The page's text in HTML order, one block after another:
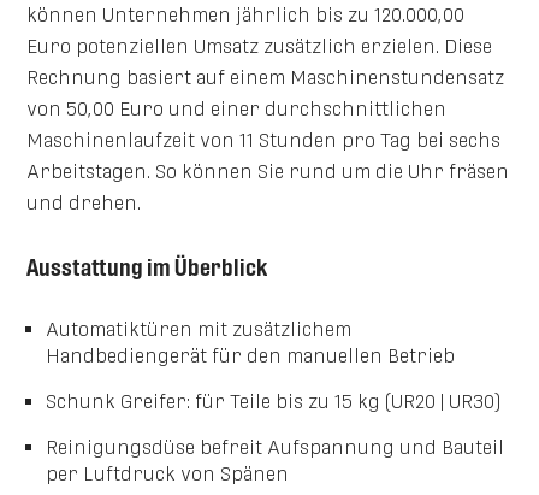
können Unternehmen jährlich bis zu 120.000,00
Euro potenziellen Umsatz zusätzlich erzielen. Diese
Rechnung basiert auf einem Maschinenstundensatz
von 50,00 Euro und einer durchschnittlichen
Maschinenlaufzeit von 11 Stunden pro Tag bei sechs
Arbeitstagen. So können Sie rund um die Uhr fräsen
und drehen.
Ausstattung im Überblick
Automatiktüren mit zusätzlichem
Handbediengerät für den manuellen Betrieb
Schunk Greifer: für Teile bis zu 15 kg (UR20 | UR30)
Reinigungsdüse befreit Aufspannung und Bauteil
per Luftdruck von Spänen